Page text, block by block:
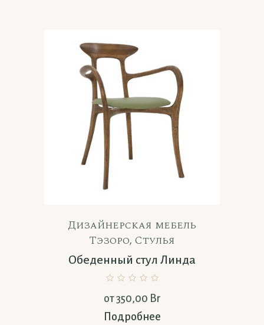
Дизайнерская мебель
Тэзоро, Стулья
Обеденный стул Линда
от350,00 Br
Подробнее